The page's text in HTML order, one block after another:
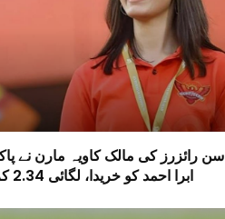
سن رائزرز کی مالک کاویہ مارن نے
ابرا احمد کو خریدا، لگائی 2.34 کروڑ کی بولی